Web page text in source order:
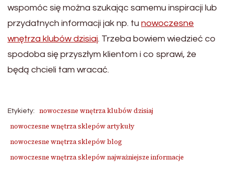
wspomóc się można szukając samemu inspiracji lub
przydatnych informacji jak np. tu nowoczesne
wnętrza klubów dzisiaj. Trzeba bowiem wiedzieć co
spodoba się przyszłym klientom i co sprawi, że
będą chcieli tam wracać.
Etykiety:
nowoczesne wnętrza klubów dzisiaj
nowoczesne wnętrza sklepów artykuły
nowoczesne wnętrza sklepów blog
nowoczesne wnętrza sklepów najważniejsze informacje